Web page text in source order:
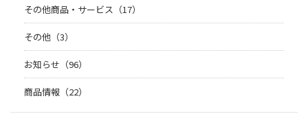
その他商品・サービス（17）
その他（3）
お知らせ（96）
商品情報（22）